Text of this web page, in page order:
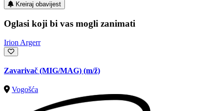
Kreiraj obavijest
Oglasi koji bi vas mogli zanimati
Irion Argerr
Zavarivač (MIG/MAG) (m/ž)
Vogošća